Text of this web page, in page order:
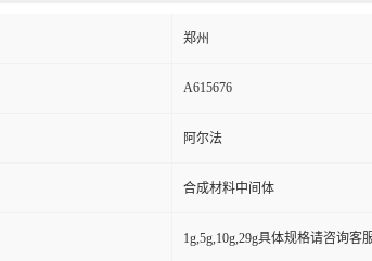
郑州
A615676
阿尔法
合成材料中间体
1g,5g,10g,29g具体规格请咨询客